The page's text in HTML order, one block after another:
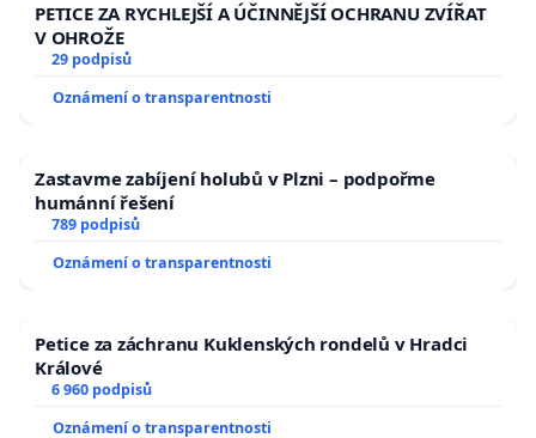
PETICE ZA RYCHLEJŠÍ A ÚČINNĚJŠÍ OCHRANU ZVÍŘAT
V OHROŽE
29 podpisů
Oznámení o transparentnosti
Zastavme zabíjení holubů v Plzni – podpořme
humánní řešení
789 podpisů
Oznámení o transparentnosti
Petice za záchranu Kuklenských rondelů v Hradci
Králové
6 960 podpisů
Oznámení o transparentnosti